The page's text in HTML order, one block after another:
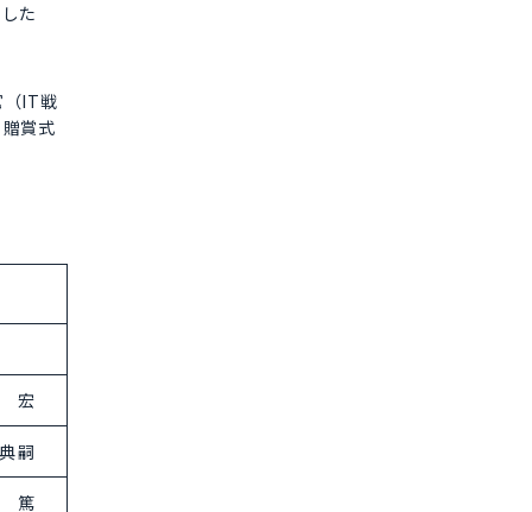
た
（IT戦
賞式
宏
嗣
篤